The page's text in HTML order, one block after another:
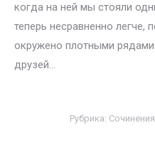
когда на ней мы стояли
теперь несравненно легче,
окружено плотными
друзей…
Рубрика: